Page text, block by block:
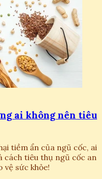
ai không nên tiêu
tiềm ẩn của ngũ cốc, ai
cách tiêu thụ ngũ cốc an
vệ sức khỏe!